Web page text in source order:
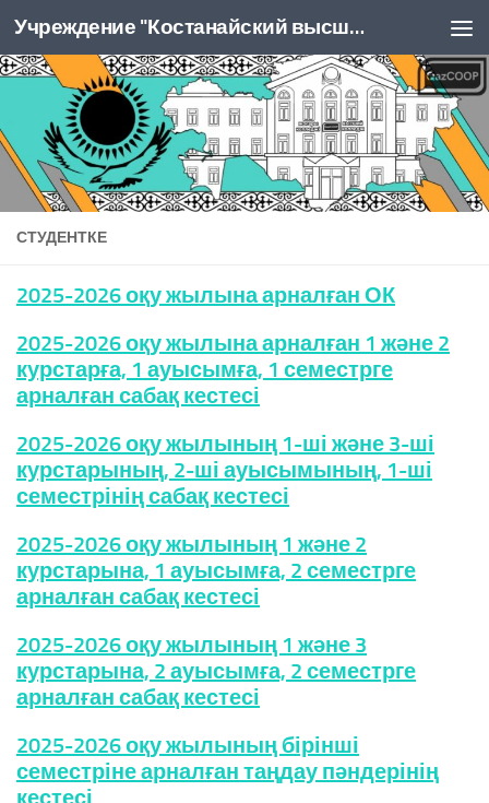
Перейти к содержимому Учреждение "Костанайский высший колледж Казпотребсоюза"
СТУДЕНТКЕ
2025-2026 оқу жылына арналған ОК
2025-2026 оқу жылына арналған 1 және 2
курстарға, 1 ауысымға, 1 семестрге
арналған сабақ кестесі
2025-2026 оқу жылының 1-ші және 3-ші
курстарының, 2-ші ауысымының, 1-ші
семестрінің сабақ кестесі
2025-2026 оқу жылының 1 және 2
курстарына, 1 ауысымға, 2 семестрге
арналған сабақ кестесі
2025-2026 оқу жылының 1 және 3
курстарына, 2 ауысымға, 2 семестрге
арналған сабақ кестесі
2025-2026 оқу жылының бірінші
семестріне арналған таңдау пәндерінің
кестесі